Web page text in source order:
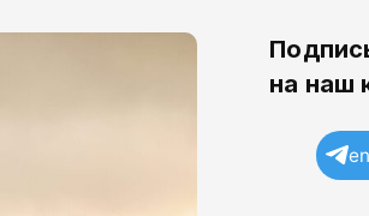
на наш